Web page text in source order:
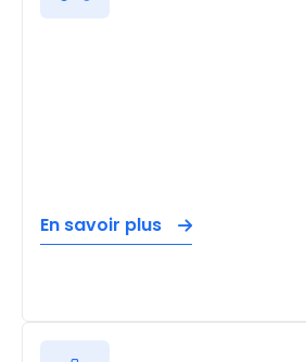
En savoir plus